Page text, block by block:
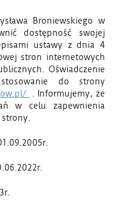
Broniewskiego w
dostępność swojej
ustawy z dnia 4
stron internetowych
Oświadczenie
do strony
. Informujemy, że
w celu zapewnienia
strony.